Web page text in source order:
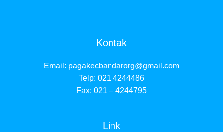
Kontak
Email: pagakecbandarorg@gmail.com
Telp: 021 4244486
Fax: 021 – 4244795
Link